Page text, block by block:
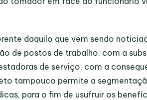
daquilo que vem sendo
de postos de trabalho, com a
de serviço, com a
tampouco permite a
para o fim de usufruir os